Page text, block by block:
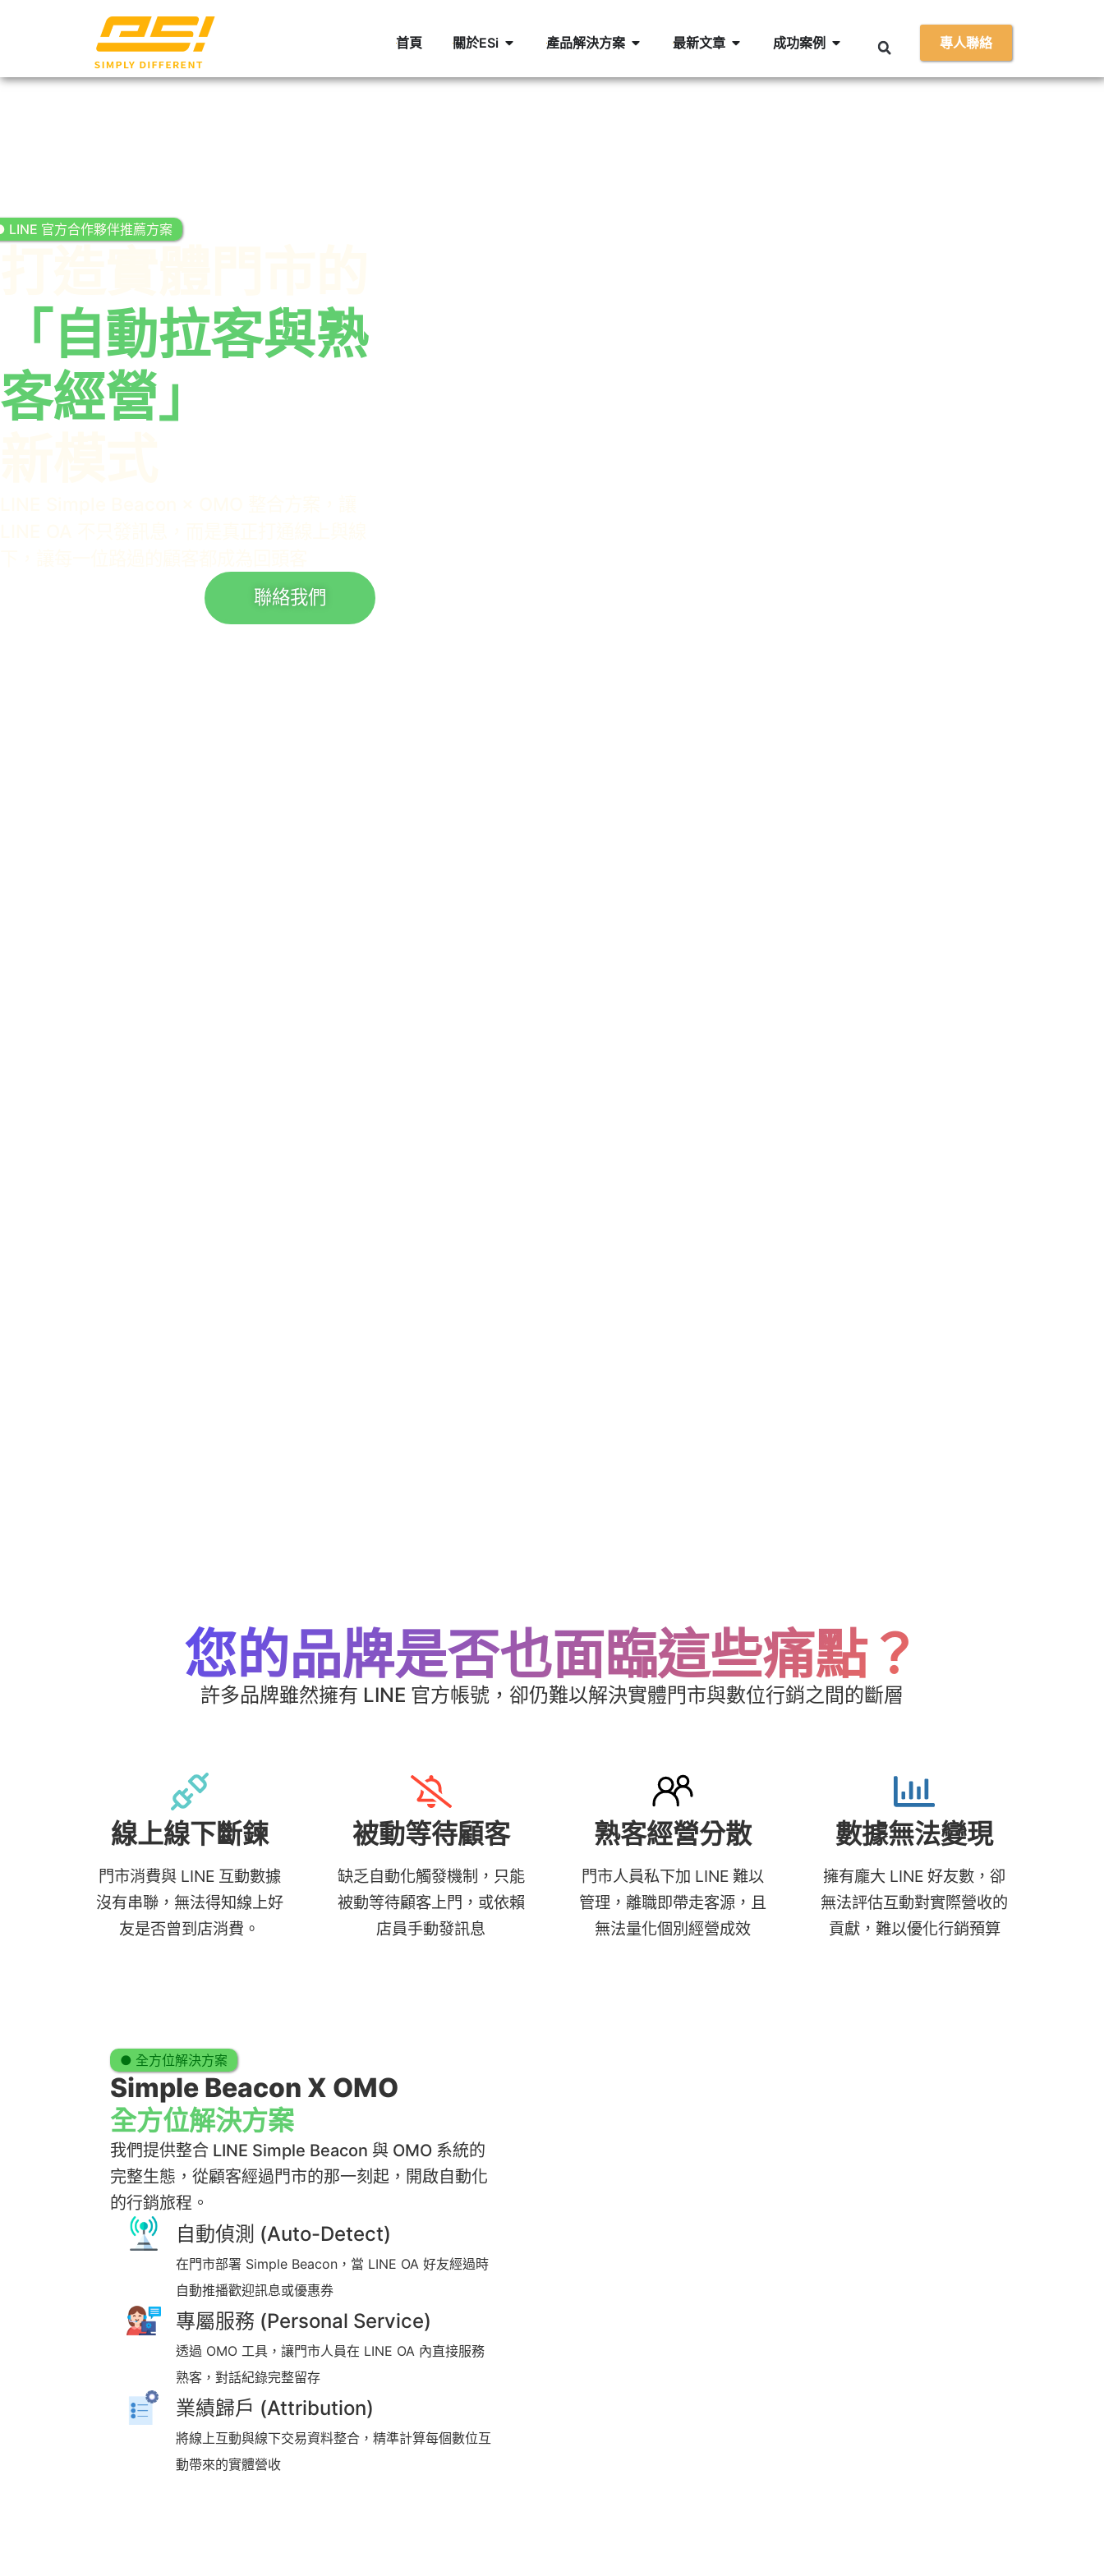
首頁 關於ESi 產品解決方案 最新文章 成功案例 專人聯絡
LINE 官方合作夥伴推薦方案
「自動拉客與熟
客經營」
聯絡我們
您的品牌是否也面臨這些痛點？
許多品牌雖然擁有 LINE 官方帳號，卻仍難以解決實體門市與數位行銷之間的斷層
線上線下斷鍊
門市消費與 LINE 互動數據
沒有串聯，無法得知線上好
友是否曾到店消費。
被動等待顧客
缺乏自動化觸發機制，只能
被動等待顧客上門，或依賴
店員手動發訊息
熟客經營分散
門市人員私下加 LINE 難以
管理，離職即帶走客源，且
無法量化個別經營成效
數據無法變現
擁有龐大 LINE 好友數，卻
無法評估互動對實際營收的
貢獻，難以優化行銷預算
● 全方位解決方案
Simple Beacon X OMO
全方位解決方案
我們提供整合 LINE Simple Beacon 與 OMO 系統的
完整生態，從顧客經過門市的那一刻起，開啟自動化
的行銷旅程。
自動偵測 (Auto-Detect)
在門市部署 Simple Beacon，當 LINE OA 好友經過時
自動推播歡迎訊息或優惠券
專屬服務 (Personal Service)
透過 OMO 工具，讓門市人員在 LINE OA 內直接服務
熟客，對話紀錄完整留存
業績歸戶 (Attribution)
將線上互動與線下交易資料整合，精準計算每個數位互
動帶來的實體營收